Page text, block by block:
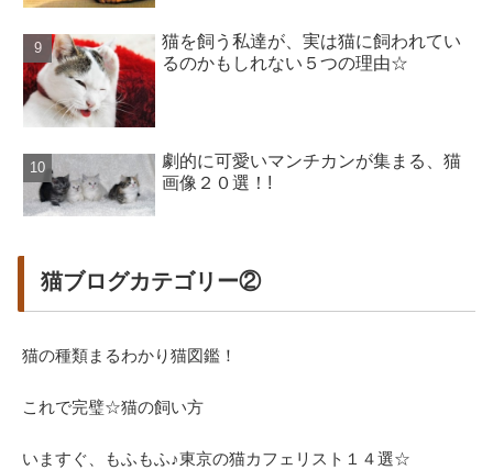
猫を飼う私達が、実は猫に飼われてい
るのかもしれない５つの理由☆
劇的に可愛いマンチカンが集まる、猫
画像２０選！!
猫ブログカテゴリー②
猫の種類まるわかり猫図鑑！
これで完璧☆猫の飼い方
いますぐ、もふもふ♪東京の猫カフェリスト１４選☆